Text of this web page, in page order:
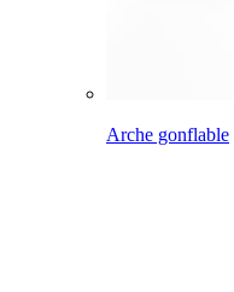
Arche gonflable